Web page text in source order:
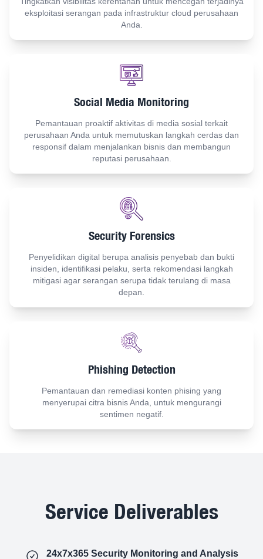
eksploitasi serangan pada infrastruktur cloud perusahaan
Anda.
Social Media Monitoring
Pemantauan proaktif aktivitas di media sosial terkait
perusahaan Anda untuk memutuskan langkah cerdas dan
responsif dalam menjalankan bisnis dan membangun
reputasi perusahaan.
Security Forensics
Penyelidikan digital berupa analisis penyebab dan bukti
insiden, identifikasi pelaku, serta rekomendasi langkah
mitigasi agar serangan serupa tidak terulang di masa
depan.
Phishing Detection
Pemantauan dan remediasi konten phising yang
menyerupai citra bisnis Anda, untuk mengurangi
sentimen negatif.
Service Deliverables
24x7x365 Security Monitoring and Analysis